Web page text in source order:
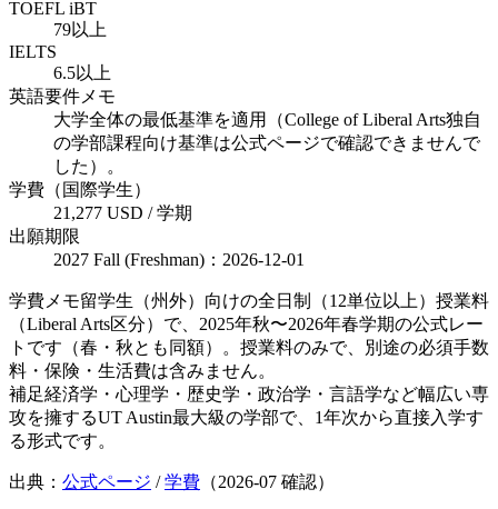
TOEFL iBT
79以上
IELTS
6.5以上
英語要件メモ
大学全体の最低基準を適用（College of Liberal Arts独自
の学部課程向け基準は公式ページで確認できませんで
した）。
学費（国際学生）
21,277 USD / 学期
出願期限
2027 Fall (Freshman)：2026-12-01
学費メモ留学生（州外）向けの全日制（12単位以上）授業料
（Liberal Arts区分）で、2025年秋〜2026年春学期の公式レー
トです（春・秋とも同額）。授業料のみで、別途の必須手数
料・保険・生活費は含みません。
補足経済学・心理学・歴史学・政治学・言語学など幅広い専
攻を擁するUT Austin最大級の学部で、1年次から直接入学す
る形式です。
出典： 公式ページ /学費 （2026-07 確認）